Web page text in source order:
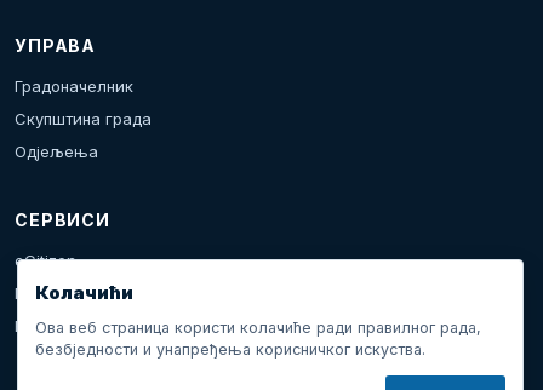
УПРАВА
Градоначелник
Скупштина града
Одјељења
СЕРВИСИ
eCitizen
Пријава проблема
Календар дешавања
Колачићи
Ова веб страница користи колачиће ради правилног рада,
безбједности и унапређења корисничког искуства.